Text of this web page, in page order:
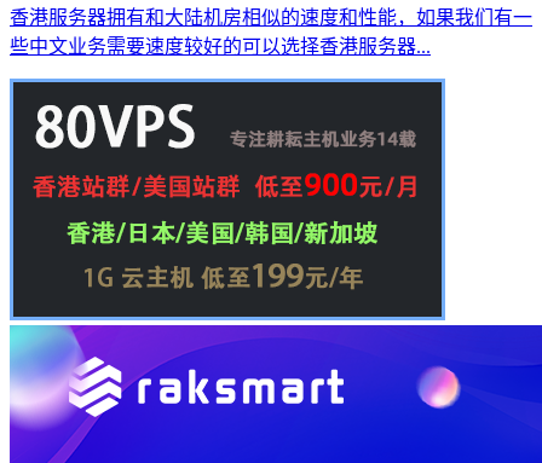
香港服务器拥有和大陆机房相似的速度和性能，如果我们有一
些中文业务需要速度较好的可以选择香港服务器...